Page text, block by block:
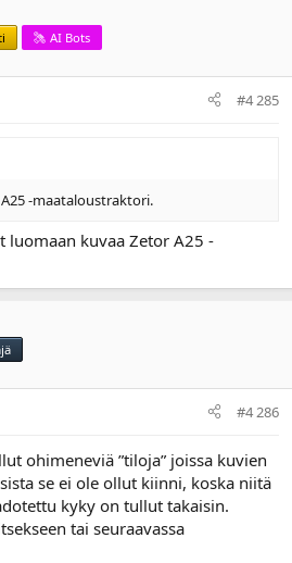
AI Bots
#4 285
-maataloustraktori.
luomaan kuvaa Zetor A25 -
#4 286
ohimeneviä ”tiloja” joissa kuvien
se ei ole ollut kiinni, koska niitä
kyky on tullut takaisin.
tai seuraavassa